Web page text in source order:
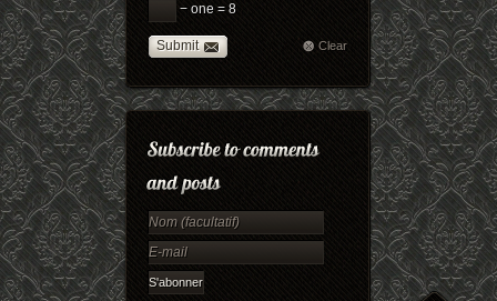
− one = 8
Submit Clear